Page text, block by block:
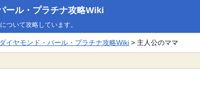
ール・プラチナ攻略Wiki
ついて攻略しています。
イヤモンド・パール・プラチナ攻略Wiki > 主人公のママ